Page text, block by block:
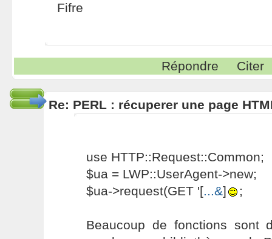
Fifre
Répondre Citer
Re: PERL : récuperer une page
use HTTP::Request::Common;
$ua = LWP::UserAgent->new;
$ua->request(GET '[...&] ;
Beaucoup de fonctions sont